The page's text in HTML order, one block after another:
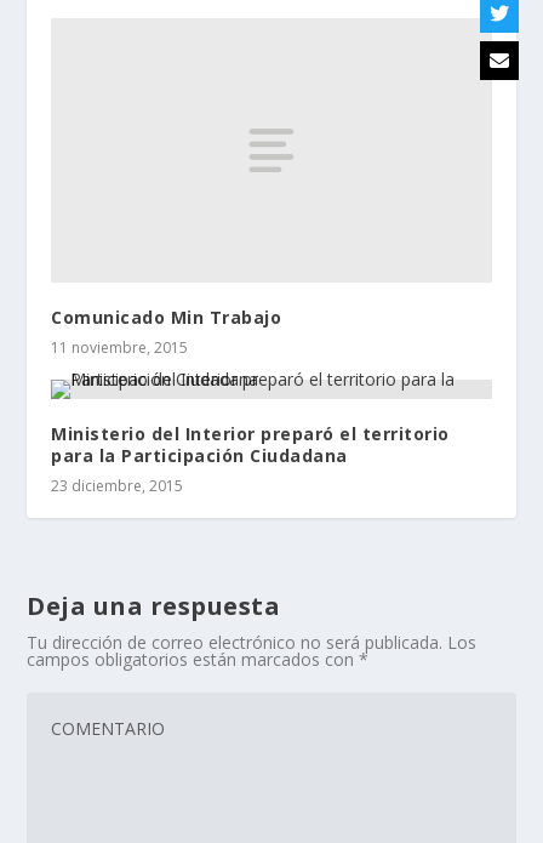
Comunicado Min Trabajo
11 noviembre, 2015
Ministerio del Interior preparó el territorio
para la Participación Ciudadana
23 diciembre, 2015
Deja una respuesta
Tu dirección de correo electrónico no será publicada. Los
campos obligatorios están marcados con*